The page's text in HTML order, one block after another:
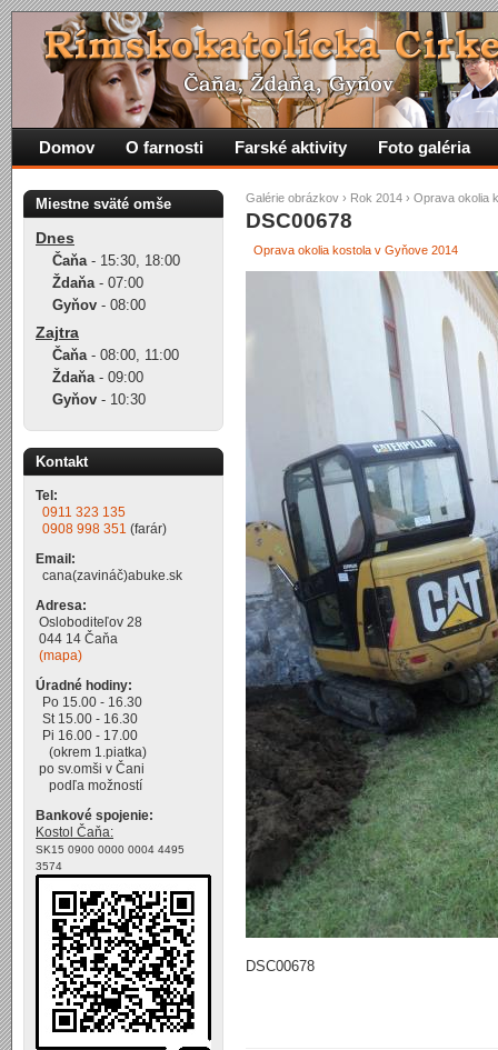
Galérie obrázkov › Rok 2014 › Oprava okolia
DSC00678
Oprava okolia kostola v Gyňove 2014
DSC00678
Domov O farnosti Farské aktivity Foto galéria
Miestne sväté omše
Dnes
Čaňa- 15:30, 18:00
Ždaňa- 07:00
Gyňov - 08:00
Zajtra
Čaňa- 08:00, 11:00
Ždaňa- 09:00
Gyňov - 10:30
Kontakt
Tel:
0911 323 135
0908 998 351 (farár)
Email:
cana(zavináč)abuke.sk
Adresa:
Osloboditeľov 28
044 14 Čaňa
(mapa)
Úradné hodiny:
Po 15.00 - 16.30
St 15.00 - 16.30
Pi 16.00 - 17.00
(okrem 1.piatka)
po sv.omši v Čani
podľa možností
Bankové spojenie:
Kostol Čaňa:
SK15 0900 0000 0004 4495
3574